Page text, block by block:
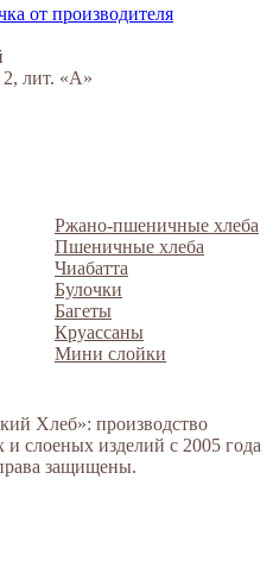
лит. «А»
Ржано-пшеничные хлеба
Пшеничные хлеба
Чиабатта
Булочки
Багеты
Круассаны
Мини слойки
Хлеб»: производство
слоеных изделий с 2005 года
защищены.